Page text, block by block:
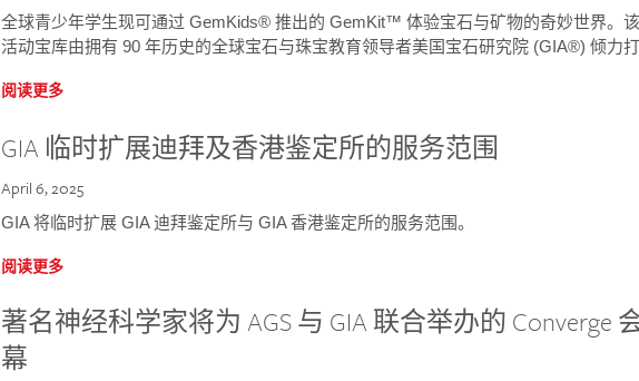
全球青少年学生现可通过 GemKids® 推出的 GemKit™ 体验宝石与矿物的奇妙世界。
活动宝库由拥有 90 年历史的全球宝石与珠宝教育领导者美国宝石研究院 (GIA®) 倾力打
阅读更多
GIA 临时扩展迪拜及香港鉴定所的服务范围
April 6, 2025
GIA 将临时扩展 GIA 迪拜鉴定所与 GIA 香港鉴定所的服务范围。
阅读更多
著名神经科学家将为 AGS 与 GIA 联合举办的 Converge
幕